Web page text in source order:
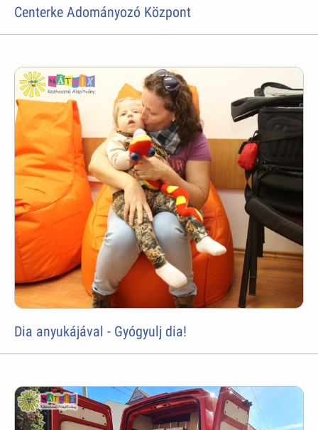
Centerke Adományozó Központ
Dia anyukájával - Gyógyulj dia!